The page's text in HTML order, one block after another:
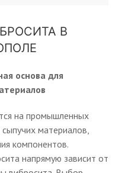
В
основа для
на промышленных
материалов,
компонентов.
напрямую зависит от